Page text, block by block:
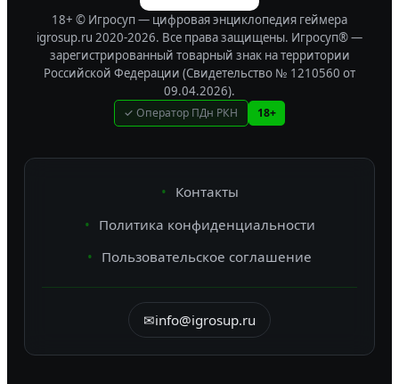
18+ © Игросуп — цифровая энциклопедия геймера
igrosup.ru 2020-2026. Все права защищены. Игросуп® —
зарегистрированный товарный знак на территории
Российской Федерации (Свидетельство № 1210560 от
09.04.2026).
✓ Оператор ПДн РКН 18+
Контакты
Политика конфиденциальности
Пользовательское соглашение
✉info@igrosup.ru